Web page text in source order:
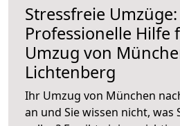
Stressfreie Umzüge:
Professionelle Hilfe
Umzug von
Lichtenberg
Ihr Umzug von München
an und Sie wissen nicht, was